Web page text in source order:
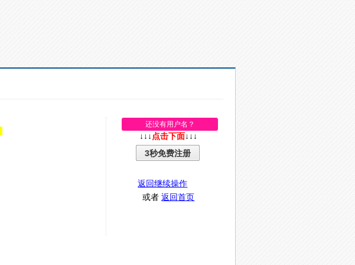
还没有用户名？
↓↓↓ 点击下面 ↓↓↓
3秒免费注册
返回继续操作
或者返回首页